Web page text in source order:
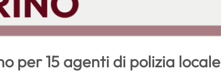
per 15 agenti di polizia locale